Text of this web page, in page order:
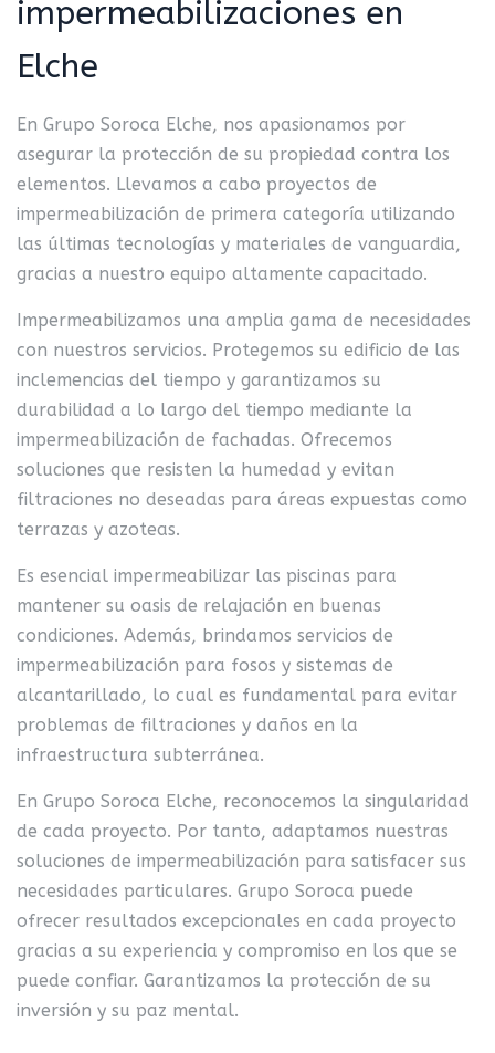
impermeabilizaciones en
Elche
En Grupo Soroca Elche, nos apasionamos por
asegurar la protección de su propiedad contra los
elementos. Llevamos a cabo proyectos de
impermeabilización de primera categoría utilizando
las últimas tecnologías y materiales de vanguardia,
gracias a nuestro equipo altamente capacitado.
Impermeabilizamos una amplia gama de necesidades
con nuestros servicios. Protegemos su edificio de las
inclemencias del tiempo y garantizamos su
durabilidad a lo largo del tiempo mediante la
impermeabilización de fachadas. Ofrecemos
soluciones que resisten la humedad y evitan
filtraciones no deseadas para áreas expuestas como
terrazas y azoteas.
Es esencial impermeabilizar las piscinas para
mantener su oasis de relajación en buenas
condiciones. Además, brindamos servicios de
impermeabilización para fosos y sistemas de
alcantarillado, lo cual es fundamental para evitar
problemas de filtraciones y daños en la
infraestructura subterránea.
En Grupo Soroca Elche, reconocemos la singularidad
de cada proyecto. Por tanto, adaptamos nuestras
soluciones de impermeabilización para satisfacer sus
necesidades particulares. Grupo Soroca puede
ofrecer resultados excepcionales en cada proyecto
gracias a su experiencia y compromiso en los que se
puede confiar. Garantizamos la protección de su
inversión y su paz mental.